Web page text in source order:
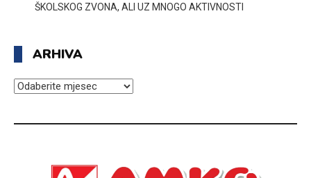
ŠKOLSKOG ZVONA, ALI UZ MNOGO AKTIVNOSTI
ARHIVA
ARHIVA